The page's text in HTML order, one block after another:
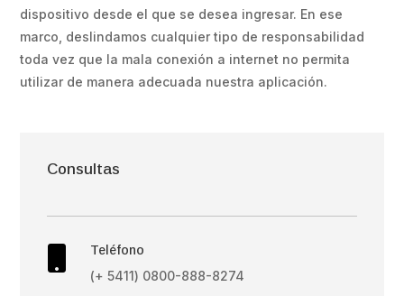
dispositivo desde el que se desea ingresar. En ese
marco, deslindamos cualquier tipo de responsabilidad
toda vez que la mala conexión a internet no permita
utilizar de manera adecuada nuestra aplicación.
Consultas
Teléfono
(+ 5411) 0800-888-8274